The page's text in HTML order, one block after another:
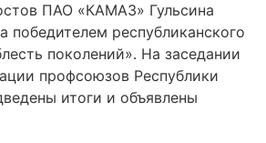
ПАО «КАМАЗ» Гульсина
победителем республиканского
поколений». На заседании
профсоюзов Республики
итоги и объявлены